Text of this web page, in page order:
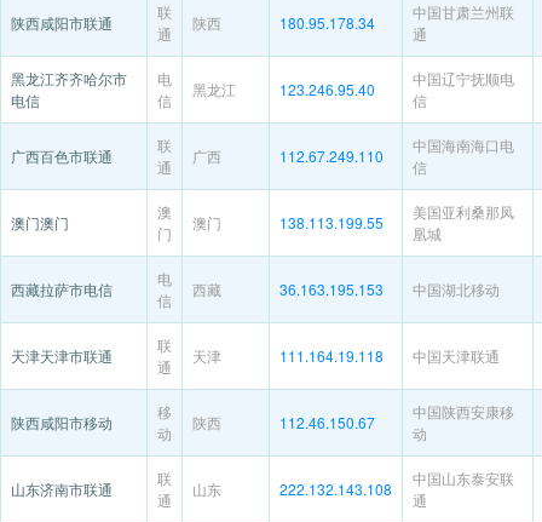
陕西咸阳市联通
联
通
陕西 180.95.178.34
中国甘肃兰州联
通
黑龙江齐齐哈尔市
电信
电
信
黑龙江 123.246.95.40
中国辽宁抚顺电
信
广西百色市联通
联
通
广西 112.67.249.110
中国海南海口电
信
澳门澳门
澳
门
澳门 138.113.199.55
美国亚利桑那凤
凰城
西藏拉萨市电信
电
信
西藏 36.163.195.153 中国湖北移动
天津天津市联通
联
通
天津 111.164.19.118 中国天津联通
陕西咸阳市移动
移
动
陕西 112.46.150.67
中国陕西安康移
动
山东济南市联通
联
通
山东 222.132.143.108
中国山东泰安联
通